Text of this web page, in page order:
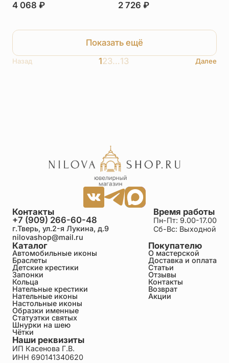
4 068 ₽ 2 726 ₽
Показать ещё
Назад 123…13 Далее
Каталог
Автомобильные иконы
Браслеты
Детские крестики
Запонки
Кольца
Нательные крестики
Нательные иконы
Настольные иконы
Образки именные
Статуэтки святых
Шнурки на шею
Чётки
Покупателю
О мастерской
Доставка и оплата
Статьи
Отзывы
Контакты
Возврат
Акции
Время работы
Пн-Пт: 9.00-17.00
Сб-Вс: Выходной
Контакты
+7 (909) 266-60-48
г.Тверь, ул.2-я Лукина, д.9
nilovashop@mail.ru
Наши реквизиты
ИП Касенова Г.В.
ИНН 690141340620